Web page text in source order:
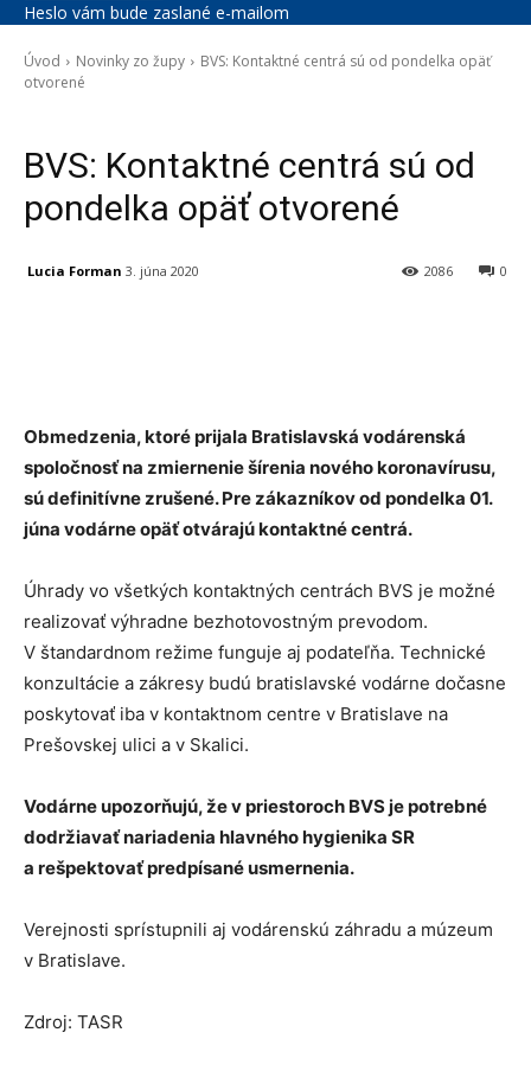
Heslo vám bude zaslané e-mailom
Úvod Novinky zo župy
BVS: Kontaktné centrá sú od pondelka opäť
otvorené
BVS: Kontaktné centrá sú od
pondelka opäť otvorené
Lucia Forman 3. júna 2020 0
2086
Obmedzenia, ktoré prijala Bratislavská vodárenská
spoločnosť na zmiernenie šírenia nového koronavírusu,
sú definitívne zrušené. Pre zákazníkov od pondelka 01.
júna vodárne opäť otvárajú kontaktné centrá.
Úhrady vo všetkých kontaktných centrách BVS je možné
realizovať výhradne bezhotovostným prevodom.
V štandardnom režime funguje aj podateľňa. Technické
konzultácie a zákresy budú bratislavské vodárne dočasne
poskytovať iba v kontaktnom centre v Bratislave na
Prešovskej ulici a v Skalici.
Vodárne upozorňujú, že v priestoroch BVS je potrebné
dodržiavať nariadenia hlavného hygienika SR
a rešpektovať predpísané usmernenia.
Verejnosti sprístupnili aj vodárenskú záhradu a múzeum
v Bratislave.
Zdroj: TASR